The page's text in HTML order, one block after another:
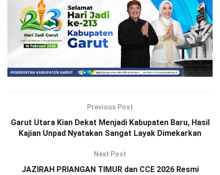
Previous Post
Garut Utara Kian Dekat Menjadi Kabupaten Baru, Hasil
Kajian Unpad Nyatakan Sangat Layak Dimekarkan
Next Post
JAZIRAH PRIANGAN TIMUR dan CCE 2026 Resmi